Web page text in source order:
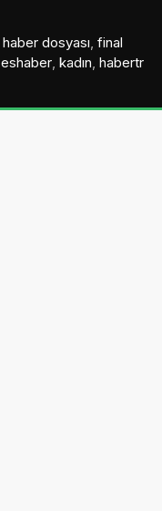
haber dosyası, final
eshaber, kadın, habertr